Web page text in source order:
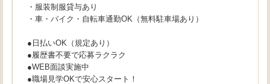
・服装制服貸与あり
・車・バイク・自転車通勤OK（無料駐車場あり）
●日払いOK（規定あり）
●履歴書不要で応募ラクラク
●WEB面談実施中
●職場見学OKで安心スタート！